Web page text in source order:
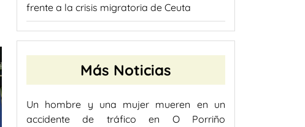
frente a la crisis migratoria de Ceuta
Más Noticias
Un hombre y una mujer mueren en un
accidente de tráfico en O Porriño